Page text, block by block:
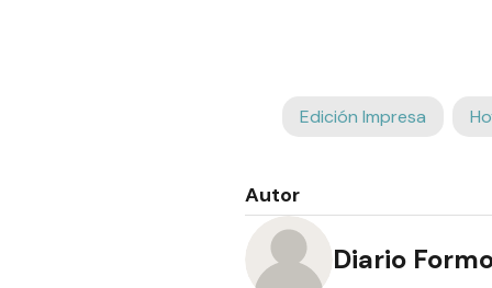
Edición Impresa
Autor
Diario